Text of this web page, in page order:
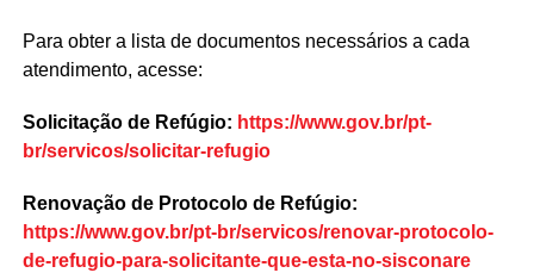
Para obter a lista de documentos necessários a cada
atendimento, acesse:
Solicitação de Refúgio: https://www.gov.br/pt-
br/servicos/solicitar-refugio
Renovação de Protocolo de Refúgio:
https://www.gov.br/pt-br/servicos/renovar-protocolo-
de-refugio-para-solicitante-que-esta-no-sisconare